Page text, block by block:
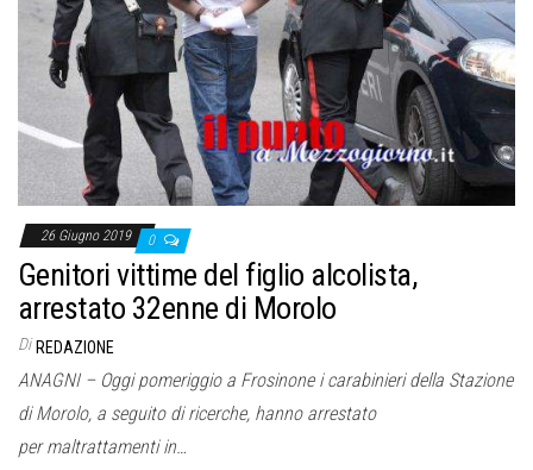
26 Giugno 2019 0
Genitori vittime del figlio alcolista,
arrestato 32enne di Morolo
Di REDAZIONE
ANAGNI – Oggi pomeriggio a Frosinone i carabinieri della Stazione
di Morolo, a seguito di ricerche, hanno arrestato
per maltrattamenti in…